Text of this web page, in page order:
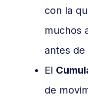
con la
muchos
antes
El
de